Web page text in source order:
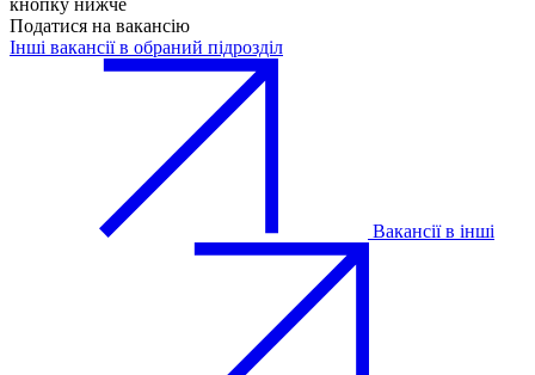
кнопку нижче
Податися на вакансію
Інші вакансії в обраний підрозділ
Вакансії в інші